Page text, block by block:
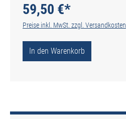
59,50 €*
Preise inkl. MwSt. zzgl. Versandkosten
In den Warenkorb